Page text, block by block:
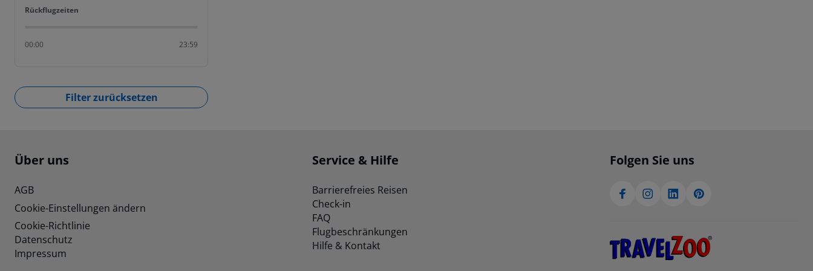
Rückflugzeiten
Rückflugzeiten
00:00 23:59
Filter zurücksetzen
Footer navigation
Über uns
AGB
Cookie-Einstellungen ändern
Cookie-Richtlinie
Datenschutz
Impressum
Service & Hilfe
Barrierefreies Reisen
Check-in
FAQ
Flugbeschränkungen
Hilfe & Kontakt
Folgen Sie uns